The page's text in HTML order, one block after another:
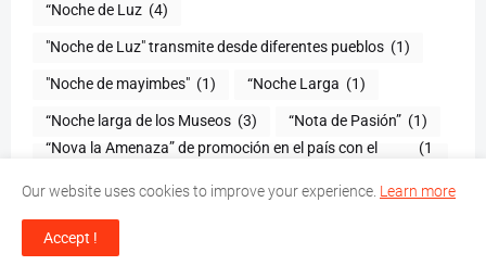
“Noche de Luz (4)
"Noche de Luz" transmite desde diferentes pueblos (1)
(1) “Noche Larga (1)
“Noche larga de los Museos (3)
(1)
“Nova la Amenaza” de promoción en el país con el
(1
“Nuestro amor” (1) “Nueva Cocina Dominicana” (1)
“Ocaso Fashion Show”
Our website uses cookies to improve your experience. Learn more
Accept !